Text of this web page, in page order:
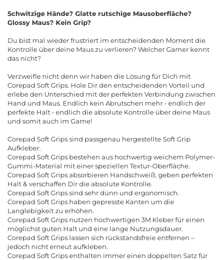
Schwitzige Hände? Glatte rutschige Mausoberfläche?
Glossy Maus? Kein Grip?
Du bist mal wieder frustriert im entscheidenden Moment die
Kontrolle über deine Maus zu verlieren? Welcher Gamer kennt
das nicht?
Verzweifle nicht denn wir haben die Lösung für Dich mit
Corepad Soft Grips. Hole Dir den entscheidenden Vorteil und
erlebe den Unterschied mit der perfekten Verbindung zwischen
Hand und Maus. Endlich kein Abrutschen mehr - endlich der
perfekte Halt - endlich die absolute Kontrolle über deine Maus
und somit auch im Game!
Corepad Soft Grips sind passgenau hergestellte Soft Grip
Aufkleber.
Corepad Soft Grips bestehen aus hochwertig weichem Polymer-
Gummi-Material mit einer speziellen Textur-Oberfläche.
Corepad Soft Grips absorbieren Handschweiß, geben perfekten
Halt & verschaffen Dir die absolute Kontrolle.
Corepad Soft Grips sind sehr dünn und ergonomisch.
Corepad Soft Grips haben gepresste Kanten um die
Langlebigkeit zu erhöhen.
Corepad Soft Grips nutzen hochwertigen 3M Kleber für einen
möglichst guten Halt und eine lange Nutzungsdauer.
Corepad Soft Grips lassen sich rückstandsfreie entfernen –
jedoch nicht erneut aufkleben.
Corepad Soft Grips enthalten immer einen doppelten Satz für